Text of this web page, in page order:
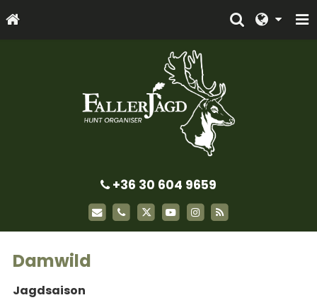
+36 30 604 9659
Damwild
Jagdsaison